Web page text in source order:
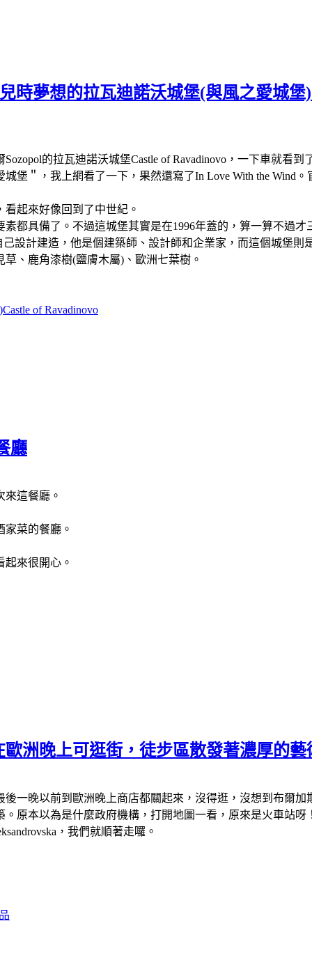
時夢想的拉瓦迪諾沃城堡(與風之愛城
的拉瓦迪諾沃城堡Castle of Ravadinovo，一下車就看
堡＂，我上網看了一下，果然還寫了In Love With the Wind
起來好像回到了中世紀。
都具備了。不過這城堡其實是在1996年蓋的，算一算不過
己設計建造，他是個建築師、設計師和企業家，而這個城堡則
、鹿角漆樹(鹽膚木屬)、歐洲七葉樹。
of Ravadinovo
廳
這餐廳。
菜的餐廳。
來很開心。
洲晚上可逛街，徒步區散發著濃厚的藝
一晚以前到歐洲晚上商店都關起來，沒得逛，沒想到布爾
原本以為是什麼政府機構，打開地圖一看，原來是火車站呀
，我們就順著走囉。